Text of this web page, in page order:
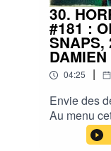
30.
#181 :
SNAPS,
04:25 |
Envie des
Au menu
tard,
heart,... et